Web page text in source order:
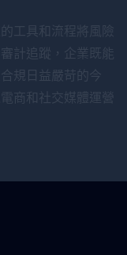
工具和流程將風險
計追蹤，企業既能
規日益嚴苛的今
商和社交媒體運營